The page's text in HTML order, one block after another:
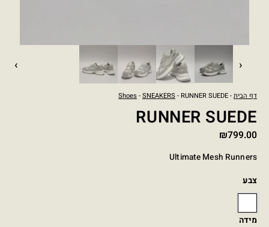
‹
›
דף הבית-
Shoes-SNEAKERS - RUNNER SUEDE
RUNNER SUEDE
₪799.00
צבע
מידה
Ultimate Mesh Runners